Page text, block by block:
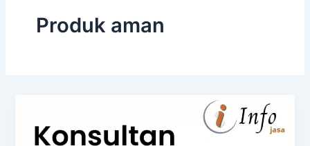
Produk aman